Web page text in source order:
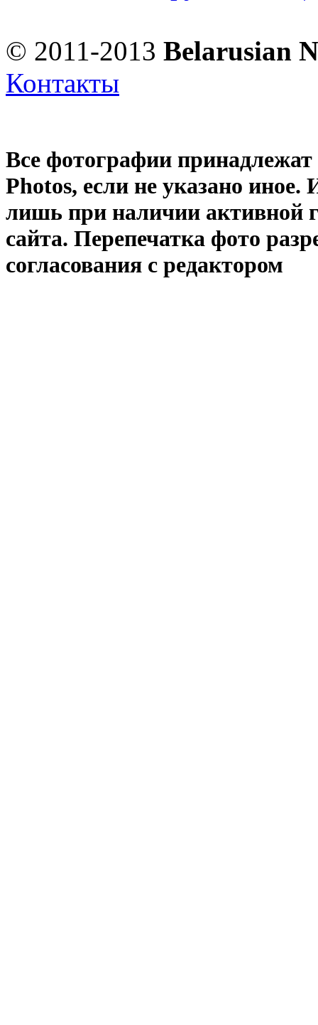
© 2011-2013 Belarusian
Контакты
Все фотографии
Photos, если не указано иное.
лишь при наличии активной
сайта. Перепечатка фото
согласования с редактором